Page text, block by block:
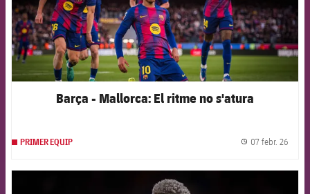
Barça - Mallorca: El ritme no s'atura
PRIMER EQUIP 07 febr. 26
FCB Barcelona badge